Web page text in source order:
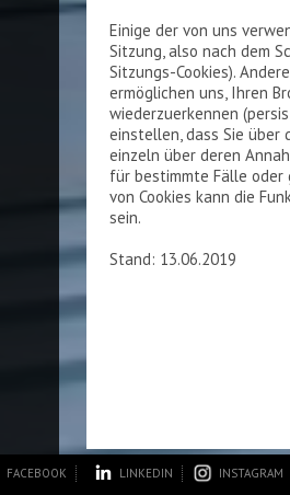
Einige der von uns
Sitzung, also nach dem
Sitzungs-Cookies).
ermöglichen uns, Ihren
wiederzuerkennen
einstellen, dass Sie über
einzeln über deren
für bestimmte Fälle oder
von Cookies kann die
sein.
Stand: 13.06.2019
FACEBOOK LINKEDIN INSTAGRAM